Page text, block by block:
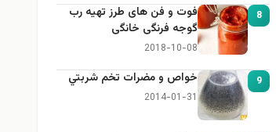
8
فوت و فن های طرز تهیه رب
گوجه فرنگی خانگی
2018-10-08
9 خواص و مضرات تخم شربتي
2014-01-31